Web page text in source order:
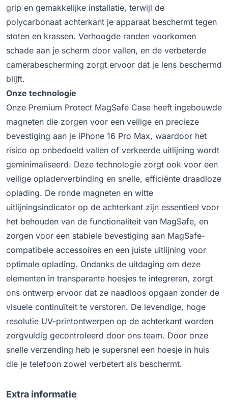
grip en gemakkelijke installatie, terwijl de
polycarbonaat achterkant je apparaat beschermt tegen
stoten en krassen. Verhoogde randen voorkomen
schade aan je scherm door vallen, en de verbeterde
camerabescherming zorgt ervoor dat je lens beschermd
blijft.
Onze technologie
Onze Premium Protect MagSafe Case heeft ingebouwde
magneten die zorgen voor een veilige en precieze
bevestiging aan je iPhone 16 Pro Max, waardoor het
risico op onbedoeld vallen of verkeerde uitlijning wordt
geminimaliseerd. Deze technologie zorgt ook voor een
veilige opladerverbinding en snelle, efficiënte draadloze
oplading. De ronde magneten en witte
uitlijningsindicator op de achterkant zijn essentieel voor
het behouden van de functionaliteit van MagSafe, en
zorgen voor een stabiele bevestiging aan MagSafe-
compatibele accessoires en een juiste uitlijning voor
optimale oplading. Ondanks de uitdaging om deze
elementen in transparante hoesjes te integreren, zorgt
ons ontwerp ervoor dat ze naadloos opgaan zonder de
visuele continuïteit te verstoren. De levendige, hoge
resolutie UV-printontwerpen op de achterkant worden
zorgvuldig gecontroleerd door ons team. Door onze
snelle verzending heb je supersnel een hoesje in huis
die je telefoon zowel verbetert als beschermt.
Extra informatie